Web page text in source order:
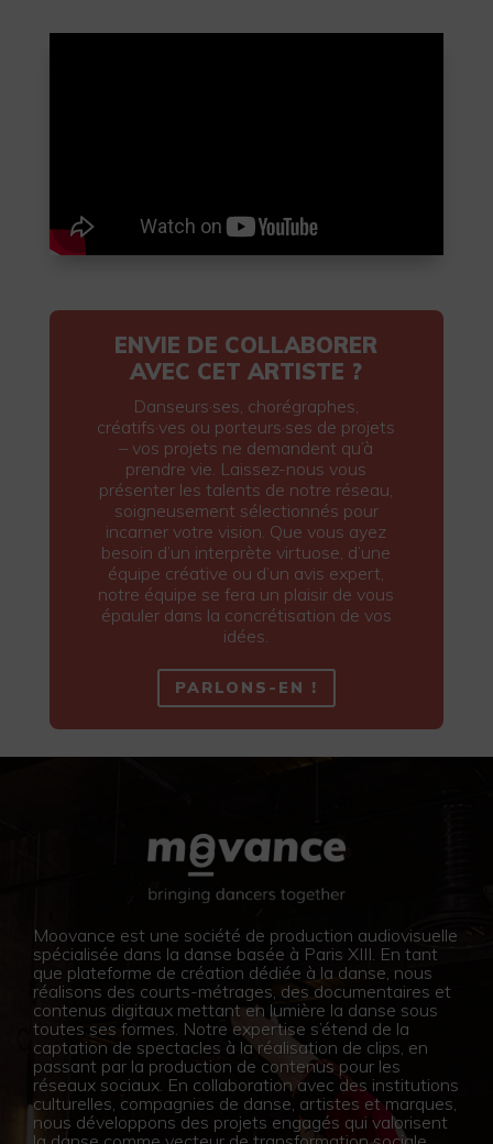
ENVIE DE COLLABORER
AVEC CET ARTISTE ?
Danseurs·ses, chorégraphes,
créatifs·ves ou porteurs·ses de projets
– vos projets ne demandent qu’à
prendre vie. Laissez-nous vous
présenter les talents de notre réseau,
soigneusement sélectionnés pour
incarner votre vision. Que vous ayez
besoin d’un interprète virtuose, d’une
équipe créative ou d’un avis expert,
notre équipe se fera un plaisir de vous
épauler dans la concrétisation de vos
idées.
PARLONS-EN !
Moovance est une société de production audiovisuelle
spécialisée dans la danse basée à Paris XIII. En tant
que plateforme de création dédiée à la danse, nous
réalisons des courts-métrages, des documentaires et
contenus digitaux mettant en lumière la danse sous
toutes ses formes. Notre expertise s’étend de la
captation de spectacles à la réalisation de clips, en
passant par la production de contenus pour les
réseaux sociaux. En collaboration avec des institutions
culturelles, compagnies de danse, artistes et marques,
nous développons des projets engagés qui valorisent